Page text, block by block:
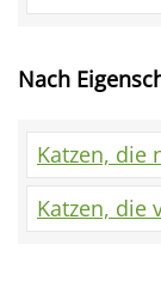
Nach
Katzen, die
Katzen, die